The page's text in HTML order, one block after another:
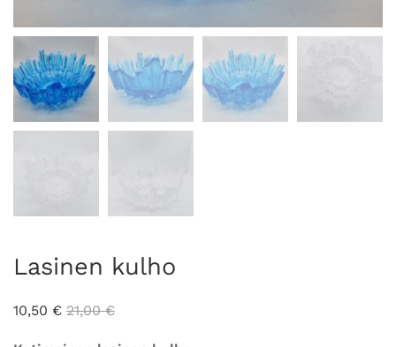
Lasinen kulho
10,50 € 21,00€